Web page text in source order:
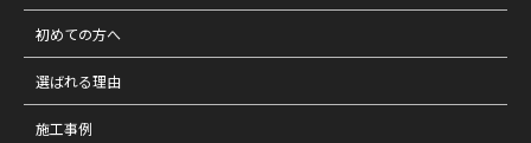
初めての方へ
選ばれる理由
施工事例